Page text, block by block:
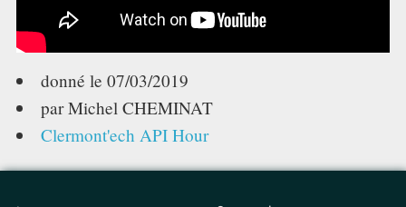
donné le07/03/2019
par Michel CHEMINAT
Clermont'ech API Hour